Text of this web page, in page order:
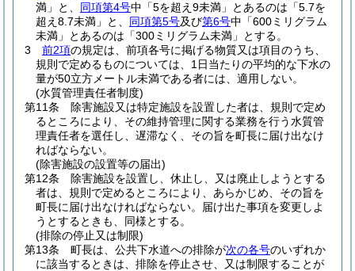
満」と、 同項第4号中「5を超え9未満」とあるのは「5.7を
超え8.7未満」と、 同項第5号及び第6号中「600ミリグラム
未満」とあるのは「300ミリグラム未満」とする。
3
前2項の規定は、前項各号に掲げる物質又は項目のうち、
規則で定めるものについては、1日当たりの平均的な下水の
量が50立方メートル未満である者には、適用しない。
(水質管理責任者制度)
第11条
除害施設又は特定施設を設置した者は、規則で定め
るところにより、その維持管理に関する業務を行う水質管
理責任者を選任し、遅滞なく、その旨を町長に届け出なけ
ればならない。
(除害施設の設置等の届出)
第12条
除害施設を設置し、休止し、又は廃止しようとする
者は、規則で定めるところにより、あらかじめ、その旨を
町長に届け出なければならない。
届け出た事項を変更しよ
うとするときも、同様とする。
(排除の停止又は制限)
第13条
町長は、公共下水道への排除が次の各号のいずれか
に該当するときは、排除を停止させ、又は制限することが